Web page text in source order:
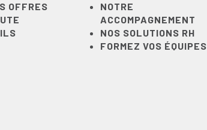
OFFRES
NOTRE
ACCOMPAGNEMENT
NOS SOLUTIONS RH
FORMEZ VOS ÉQUIPES